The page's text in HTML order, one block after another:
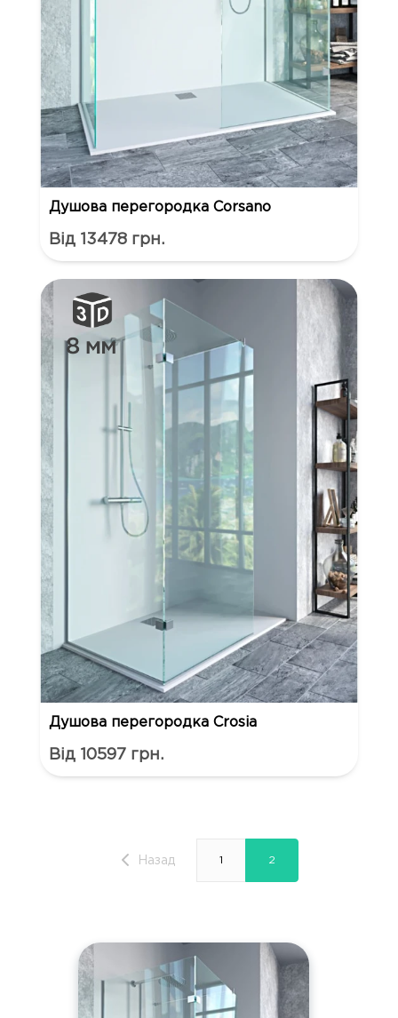
Душова перегородка Corsano
Від 13478 грн.
Душова перегородка Crosia
Від 10597 грн.
Назад 1 2